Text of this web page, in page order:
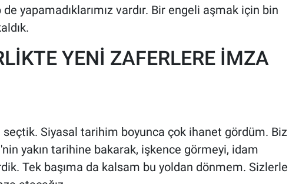
yapamadıklarımız vardır. Bir engeli aşmak için bin
YENİ ZAFERLERE İMZA
Siyasal tarihim boyunca çok ihanet gördüm. Biz
yakın tarihine bakarak, işkence görmeyi, idam
Tek başıma da kalsam bu yoldan dönmem. Sizlerle